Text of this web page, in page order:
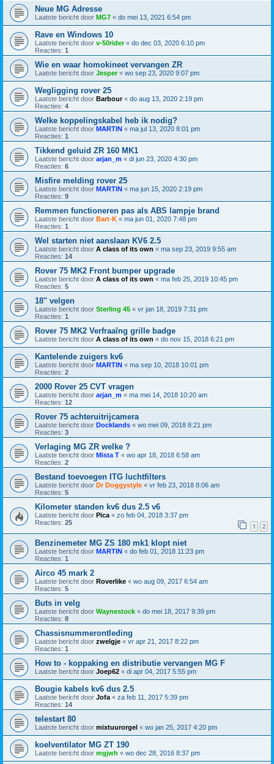
Neue MG Adresse
Laatste bericht door MG7 « do mei 13, 2021 6:54 pm
Rave en Windows 10
Laatste bericht door v-50rider« do dec 03, 2020 6:10 pm
Reacties: 1
Wie en waar homokineet vervangen ZR
Laatste bericht door Jesper« wo sep 23, 2020 9:07 pm
Wegligging rover 25
Laatste bericht door Barbour« do aug 13, 2020 2:19 pm
Reacties: 4
Welke koppelingskabel heb ik nodig?
Laatste bericht door MARTIN « ma jul 13, 2020 8:01 pm
Reacties: 1
Tikkend geluid ZR 160 MK1
Laatste bericht door arjan_m « di jun 23, 2020 4:30 pm
Reacties: 6
Misfire melding rover 25
Laatste bericht door MARTIN « ma jun 15, 2020 2:19 pm
Reacties: 9
Remmen functioneren pas als ABS lampje brand
Laatste bericht door Bart-K « ma jun 01, 2020 7:48 pm
Reacties: 1
Wel starten niet aanslaan KV6 2.5
Laatste bericht door A class of its own « ma sep 23, 2019 9:55 am
Reacties: 14
Rover 75 MK2 Front bumper upgrade
Laatste bericht door A class of its own « ma feb 25, 2019 10:45 pm
Reacties: 5
18" velgen
Laatste bericht door Sterling 45 « vr jan 18, 2019 7:31 pm
Reacties: 1
Rover 75 MK2 Verfraaïng grille badge
Laatste bericht door A class of its own « do nov 15, 2018 6:21 pm
Kantelende zuigers kv6
Laatste bericht door MARTIN « ma sep 10, 2018 10:01 pm
Reacties: 2
2000 Rover 25 CVT vragen
Laatste bericht door arjan_m « ma mei 14, 2018 10:20 am
Reacties: 12
Rover 75 achteruitrijcamera
Laatste bericht door Docklands « wo mei 09, 2018 8:21 pm
Reacties: 3
Verlaging MG ZR welke ?
Laatste bericht door Mista T « wo apr 18, 2018 6:58 am
Reacties: 2
Bestand toevoegen ITG luchtfilters
Laatste bericht door Dr Doggystyle « vr feb 23, 2018 8:06 am
Reacties: 5
Kilometer standen kv6 dus 2.5 v6
Laatste bericht door Pica « zo feb 04, 2018 3:37 pm
Reacties: 25 1 2
Benzinemeter MG ZS 180 mk1 klopt niet
Laatste bericht door MARTIN « do feb 01, 2018 11:23 pm
Reacties: 1
Airco 45 mark 2
Laatste bericht door Roverlike « wo aug 09, 2017 6:54 am
Reacties: 5
Buts in velg
Laatste bericht door Waynestock « do mei 18, 2017 9:39 pm
Reacties: 8
Chassisnummerontleding
Laatste bericht door zwelgje « vr apr 21, 2017 8:22 pm
Reacties: 1
How to - koppaking en distributie vervangen MG F
Laatste bericht door Joep62 « di apr 04, 2017 5:55 pm
Bougie kabels kv6 dus 2.5
Laatste bericht door Jofa « za feb 11, 2017 5:39 pm
Reacties: 14
telestart 80
Laatste bericht door mixtuurorgel « wo jan 25, 2017 4:20 pm
koelventilator MG ZT 190
Laatste bericht door mgjwh « wo dec 28, 2016 8:37 pm